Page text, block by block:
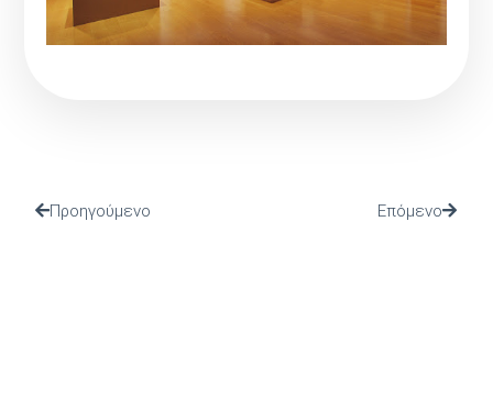
Προηγούμενο Επόμενο